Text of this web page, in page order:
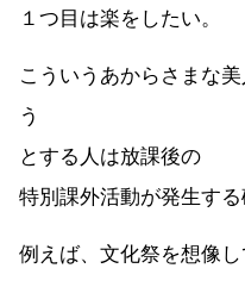
１つ目は楽をしたい。
こういうあからさまな
う
とする人は放課後の
特別課外活動が発生する
例えば、文化祭を想像し